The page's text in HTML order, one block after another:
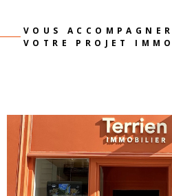
Parce qu’un projet immobilier
VOUS
VOTRE PROJET